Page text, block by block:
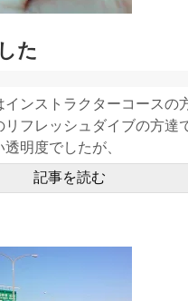
た
インストラクターコースの
フレッシュダイブの方達
明度でしたが、
記事を読む